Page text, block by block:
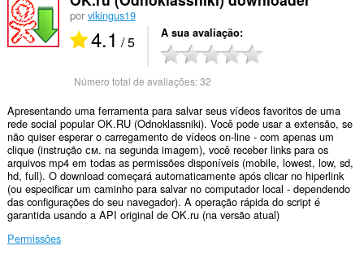
por vikingus19
4.1 / 5 A sua avaliação
Número total de avaliações:32
Apresentando uma ferramenta para salvar seus vídeos favoritos de uma
rede social popular OK.RU (Odnoklassniki). Você pode usar a extensão, se
não quiser esperar o carregamento de vídeos on-line - com apenas um
clique (instrução см. na segunda imagem), você receber links para os
arquivos mp4 em todas as permissões disponíveis (mobile, lowest, low, sd,
hd, full). O download começará automaticamente após clicar no hiperlink
(ou especificar um caminho para salvar no computador local - dependendo
das configurações do seu navegador). A operação rápida do script é
garantida usando a API original de OK.ru (na versão atual)
Permissões